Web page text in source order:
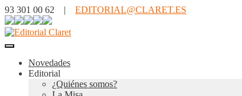
93 301 00 62 | EDITORIAL@CLARET.ES
Novedades
Editorial
¿Quiénes somos?